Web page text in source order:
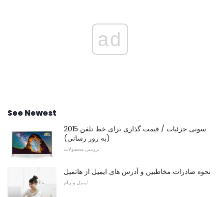
ad
See Newest
سونی جزئیات / قیمت گذاری برای خط تلفن 2015
(به روز رسانی)
بررسی محصولات
نحوه صادرات مخاطبین و آدرس های ایمیل از هاتمیل
ایمیل و پیام